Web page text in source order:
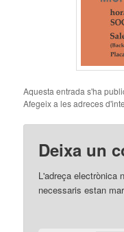
Aquesta entrada s'ha
Afegeix a les adreces
Deixa un
L'adreça electrònica
necessaris estan